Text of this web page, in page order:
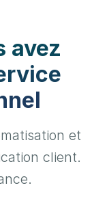
avez
et
client.